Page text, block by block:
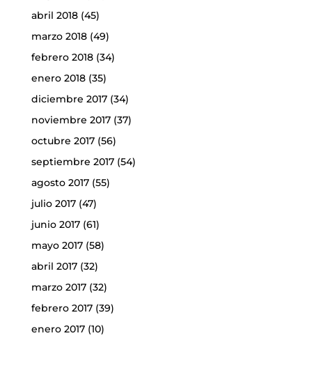
abril 2018(45)
marzo 2018(49)
febrero 2018(34)
enero 2018(35)
diciembre 2017(34)
noviembre 2017(37)
octubre 2017(56)
septiembre 2017(54)
agosto 2017(55)
julio 2017(47)
junio 2017(61)
mayo 2017(58)
abril 2017(32)
marzo 2017(32)
febrero 2017(39)
enero 2017(10)